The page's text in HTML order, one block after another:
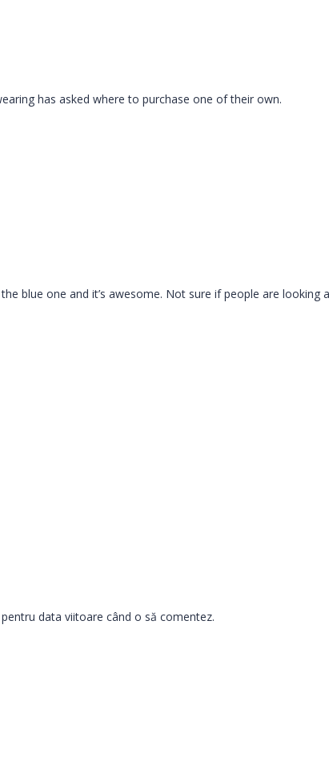
has asked where to purchase one of their own.
blue one and it’s awesome. Not sure if people are
data viitoare când o să comentez.